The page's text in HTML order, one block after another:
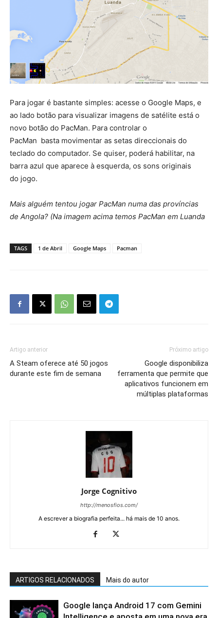
Para jogar é bastante simples: acesse o Google Maps, e
ao lado botão para visualizar imagens de satélite está o
novo botão do PacMan. Para controlar o
PacMan basta movimentar as setas direccionais do
teclado do computador. Se quiser, poderá habilitar, na
barra azul que aparece à esquerda, os sons originais
do jogo.
Mais alguém tentou jogar PacMan numa das províncias
de Angola? (Na imagem acima temos PacMan em Luanda
TAGS 1 de Abril Google Maps Pacman
Artigo anterior
A Steam oferece até 50 jogos
durante este fim de semana
Próximo artigo
Google disponibiliza
ferramenta que permite que
aplicativos funcionem em
múltiplas plataformas
Jorge Cognitivo
http://menosfios.com/
A escrever a biografia perfeita... há mais de 10 anos.
ARTIGOS RELACIONADOS Mais do autor
Google lança Android 17 com Gemini